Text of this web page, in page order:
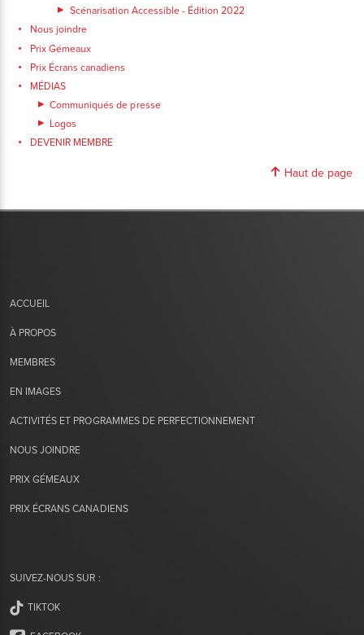
Scénarisation Accessible - Édition 2022
Nous joindre
Prix Gémeaux
Prix Écrans canadiens
MÉDIAS
Communiqués de presse
Logos
DEVENIR MEMBRE
Haut de page
ACCUEIL
À PROPOS
MEMBRES
EN IMAGES
ACTIVITÉS ET PROGRAMMES DE PERFECTIONNEMENT
NOUS JOINDRE
PRIX GÉMEAUX
PRIX ÉCRANS CANADIENS
SUIVEZ-NOUS SUR :
TIKTOK